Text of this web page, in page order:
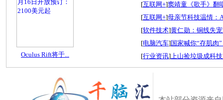
Oculus Rift将于...
[互联网+]窦靖童《歌手》翻
[互联网+]母亲节科技温情：
[软件技术]黄仁勋：铜线失
[电脑汽车]国家喊你“存肌肉
[行业资讯]上山捡垃圾成科